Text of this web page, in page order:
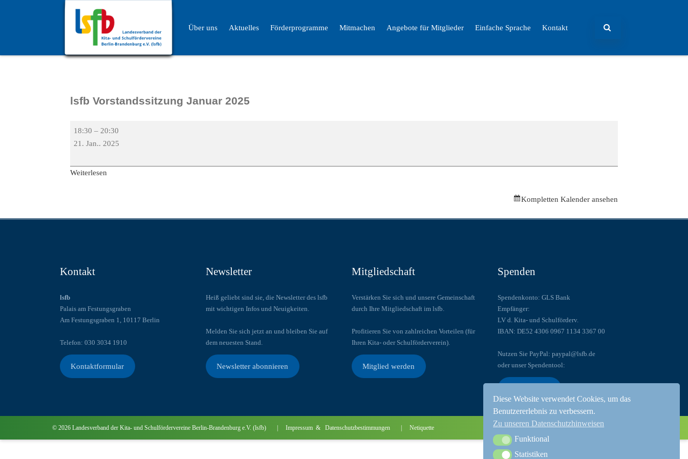
Über uns Aktuelles Förderprogramme Mitmachen Angebote für Mitglieder Einfache Sprache Kontakt
lsfb Vorstandssitzung Januar 2025
18:30 – 20:30
21. Jan.. 2025
Weiterlesen
Kompletten Kalender ansehen
Kontakt
lsfb
Palais am Festungsgraben
Am Festungsgraben 1, 10117 Berlin
Telefon: 030 3034 1910
Kontaktformular
Newsletter
Heiß geliebt sind sie, die Newsletter des lsfb
mit wichtigen Infos und Neuigkeiten.
Melden Sie sich jetzt an und bleiben Sie auf
dem neuesten Stand.
Newsletter abonnieren
Mitgliedschaft
Verstärken Sie sich und unsere Gemeinschaft
durch Ihre Mitgliedschaft im lsfb.
Profitieren Sie von zahlreichen Vorteilen (für
Ihren Kita- oder Schulförderverein).
Mitglied werden
Spenden
Spendenkonto: GLS Bank
Empfänger:
LV d. Kita- und Schulförderv.
IBAN: DE52 4306 0967 1134 3367 00
Nutzen Sie PayPal: paypal@lsfb.de
oder unser Spendentool:
© 2026 Landesverband der Kita- und Schulfördervereine Berlin-Brandenburg e.V. (lsfb) | Impressum & Datenschutzbestimmungen | Netiquette
Diese Website verwendet Cookies, um das
Benutzererlebnis zu verbessern.
Zu unseren Datenschutzhinweisen
FunktionalFunktional
StatistikenStatistiken